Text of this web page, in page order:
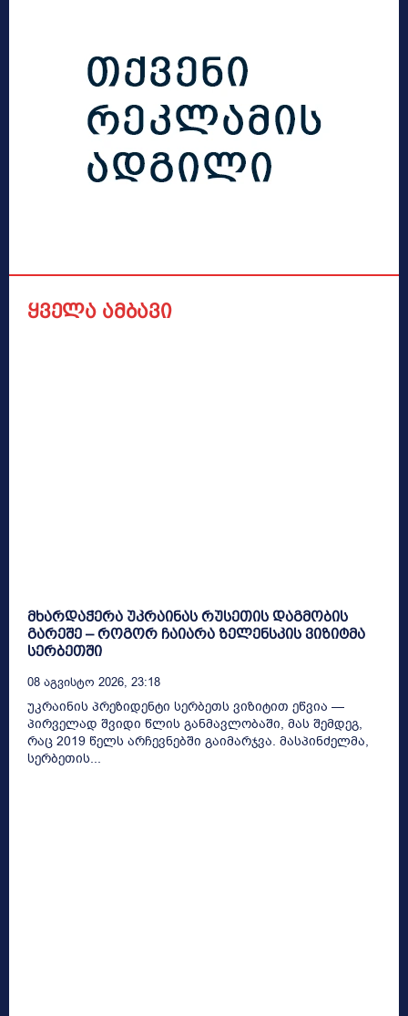
ყველა ამბავი
მხარდაჭერა უკრაინას რუსეთის დაგმობის
გარეშე – როგორ ჩაიარა ზელენსკის ვიზიტმა
სერბეთში
08 Აგვისტო 2026, 23:18
უკრაინის პრეზიდენტი სერბეთს ვიზიტით ეწვია —
პირველად შვიდი წლის განმავლობაში, მას შემდეგ,
რაც 2019 წელს არჩევნებში გაიმარჯვა. მასპინძელმა,
სერბეთის...